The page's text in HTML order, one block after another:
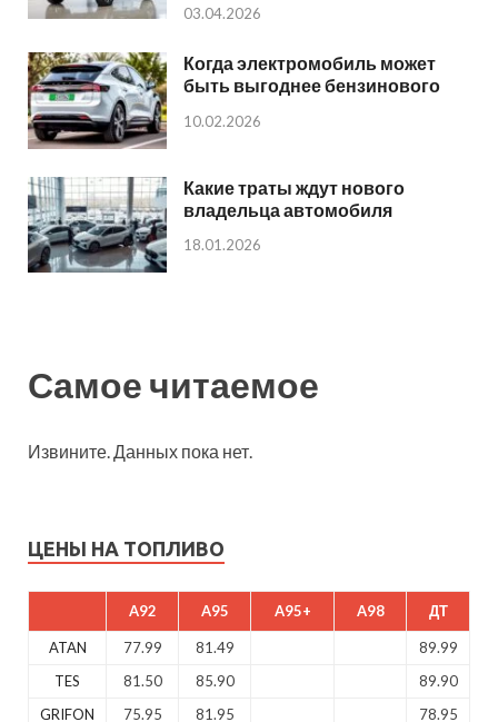
03.04.2026
Когда электромобиль может
быть выгоднее бензинового
10.02.2026
Какие траты ждут нового
владельца автомобиля
18.01.2026
Самое читаемое
Извините. Данных пока нет.
ЦЕНЫ НА ТОПЛИВО
A92 A95 A95+ A98 ДТ
ATAN 77.99 81.49
89.99
TES
81.50 85.90
89.90
GRIFON
75.95 81.95 78.95